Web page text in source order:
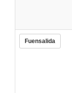
Fuensalida